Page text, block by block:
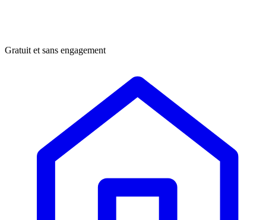
Gratuit et sans engagement